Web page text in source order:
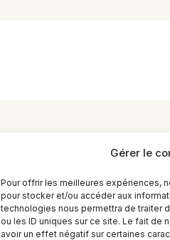
Gérer le
Pour offrir les meilleures expériences,
pour stocker et/ou accéder aux
technologies nous permettra de traiter
ou les ID uniques sur ce site. Le fait de
avoir un effet négatif sur certaines